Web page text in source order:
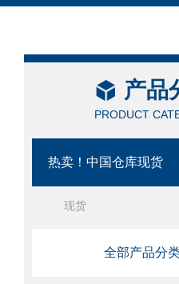
产品
PRODUCT
热卖！中国仓库现货
现货
全部产品分